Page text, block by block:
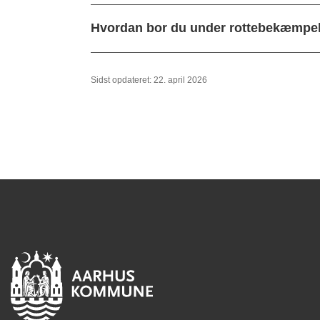
Hvordan bor du under
Sidst opdateret: 22. april 2026